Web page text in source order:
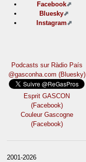
Facebook
Bluesky
Instagram
Podcasts sur Ràdio País
@gasconha.com (Bluesky)
Esprit GASCON
(Facebook)
Couleur Gascogne
(Facebook)
2001-2026